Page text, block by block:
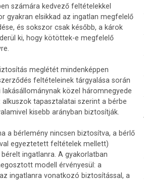
számára kedvező feltételekkel
gyakran elsikkad az ingatlan megfelelő
és sokszor csak később, a károk
ki, hogy kötöttek-e megfelelő
meglétét mindenképpen
feltételeinek tárgyalása során
közel háromnegyede
tapasztalatai szerint a bérbe
kisebb arányban biztosítják.
a bérlemény nincsen biztosítva, a bérlő
egyeztetett feltételek mellett)
ingatlanra. A gyakorlatban
modell érvényesül: a
ingatlanra vonatkozó biztosítással, a